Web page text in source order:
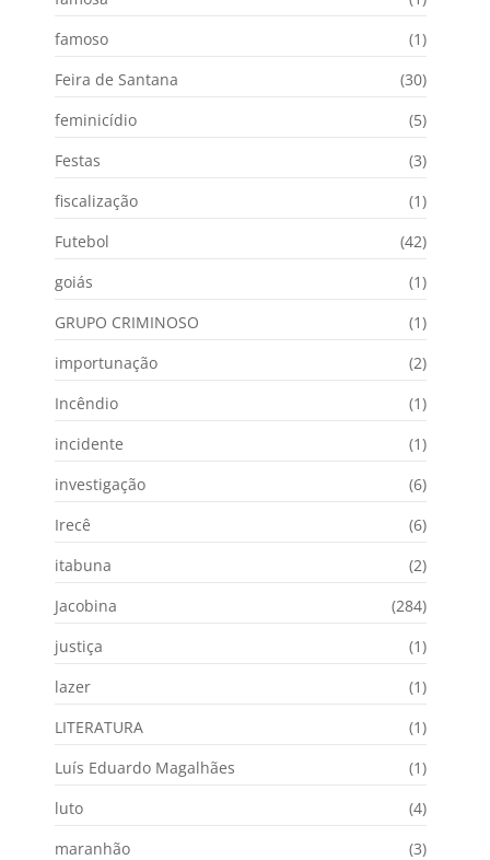
famoso
(1)
Feira de Santana
(30)
feminicídio
(5)
Festas
(3)
fiscalização
(1)
Futebol
(42)
goiás
(1)
GRUPO CRIMINOSO
(1)
importunação
(2)
Incêndio
(1)
incidente
(1)
investigação
(6)
Irecê
(6)
itabuna
(2)
Jacobina
(284)
justiça
(1)
lazer
(1)
LITERATURA
(1)
Luís Eduardo Magalhães
(1)
luto
(4)
maranhão
(3)